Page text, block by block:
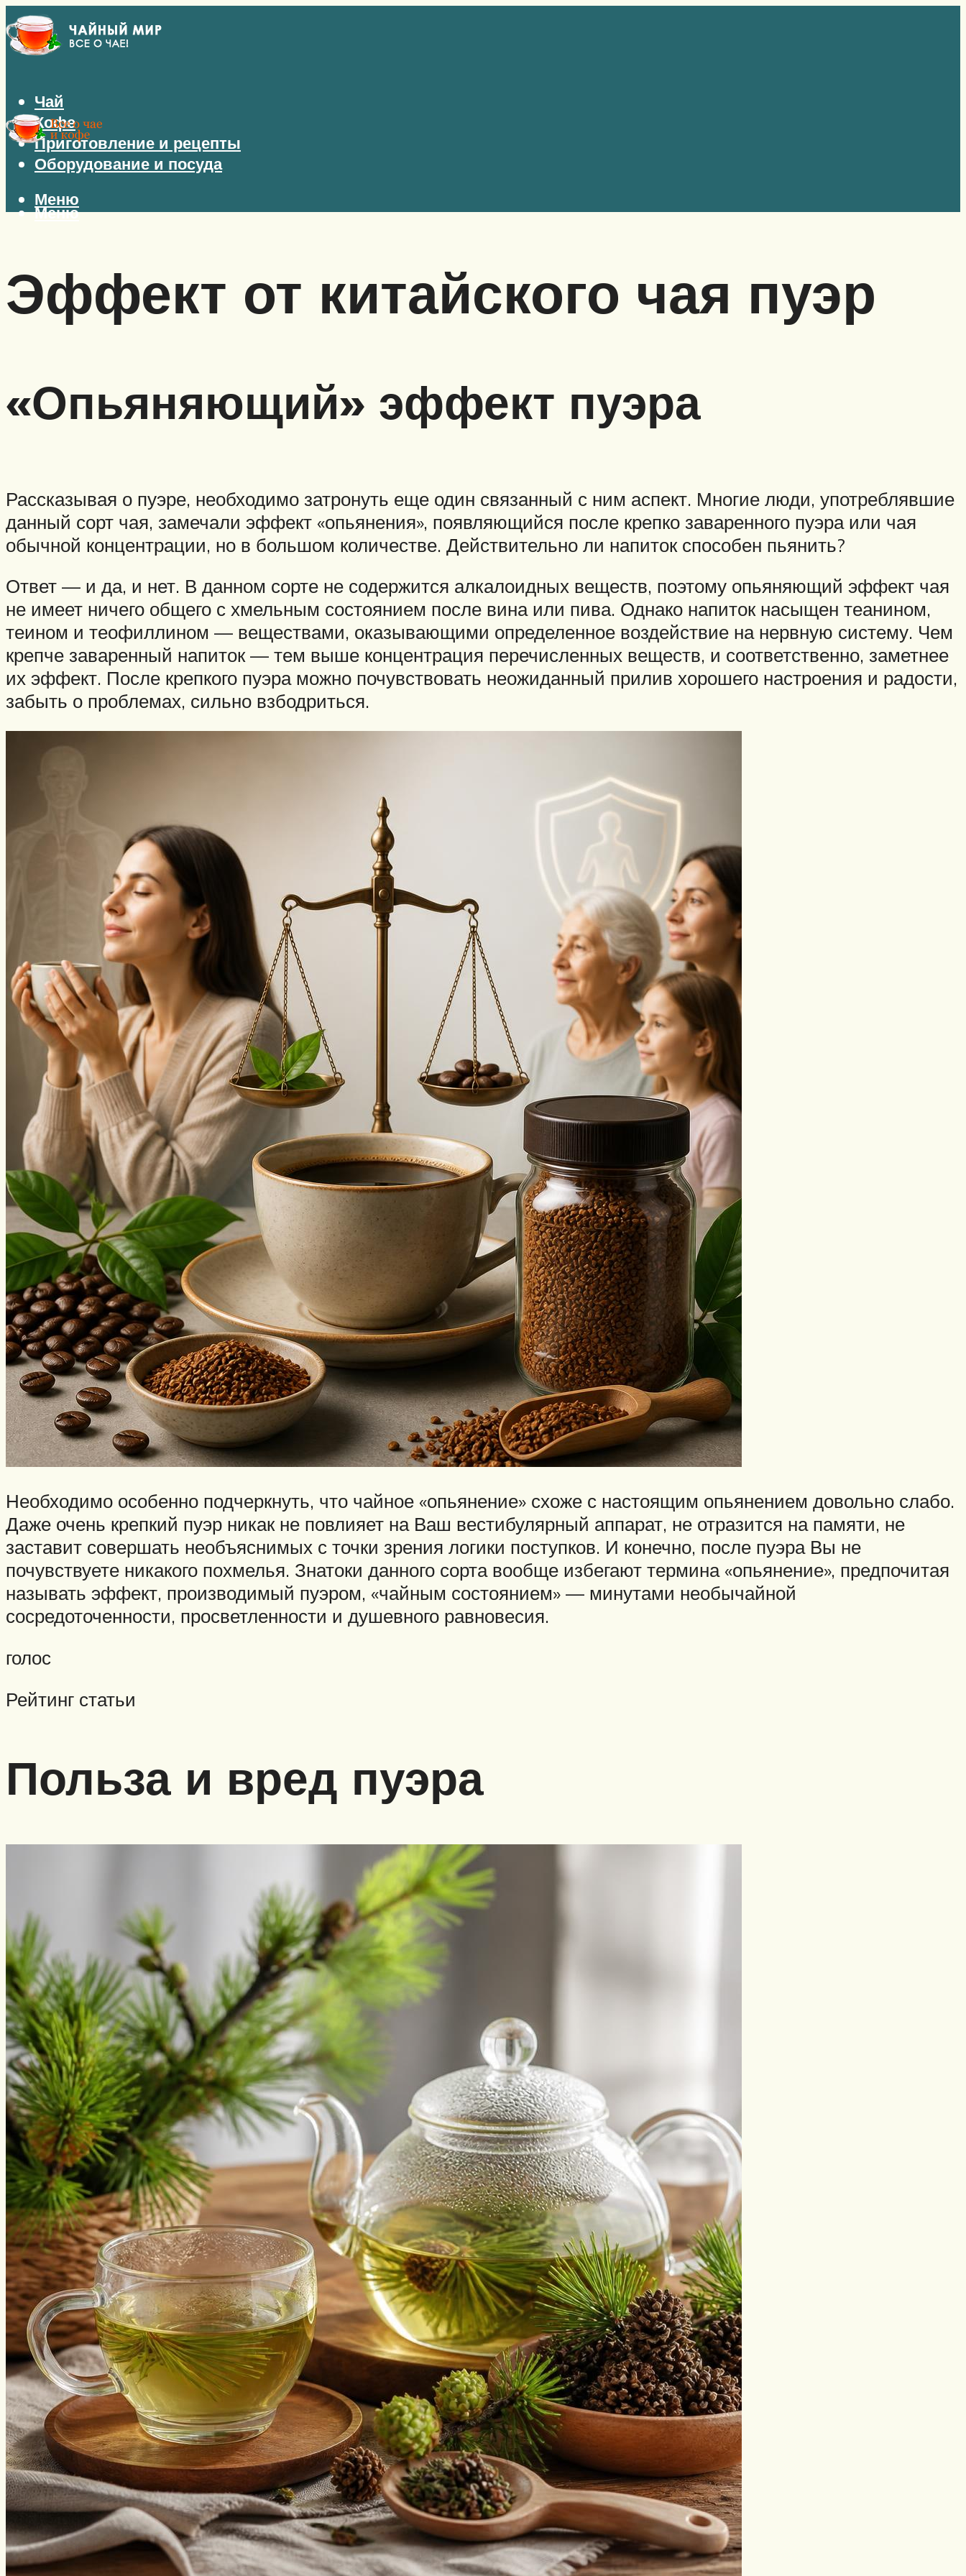
Чай
Кофе
Приготовление и рецепты
Оборудование и посуда
Меню
Меню
Эффект от китайского чая пуэр
«Опьяняющий» эффект пуэра
Рассказывая о пуэре, необходимо затронуть еще один связанный с ним аспект. Многие люди, употреблявшие
данный сорт чая, замечали эффект «опьянения», появляющийся после крепко заваренного пуэра или чая
обычной концентрации, но в большом количестве. Действительно ли напиток способен пьянить?
Ответ — и да, и нет. В данном сорте не содержится алкалоидных веществ, поэтому опьяняющий эффект чая
не имеет ничего общего с хмельным состоянием после вина или пива. Однако напиток насыщен теанином,
теином и теофиллином — веществами, оказывающими определенное воздействие на нервную систему. Чем
крепче заваренный напиток — тем выше концентрация перечисленных веществ, и соответственно, заметнее
их эффект. После крепкого пуэра можно почувствовать неожиданный прилив хорошего настроения и радости,
забыть о проблемах, сильно взбодриться.
Необходимо особенно подчеркнуть, что чайное «опьянение» схоже с настоящим опьянением довольно слабо.
Даже очень крепкий пуэр никак не повлияет на Ваш вестибулярный аппарат, не отразится на памяти, не
заставит совершать необъяснимых с точки зрения логики поступков. И конечно, после пуэра Вы не
почувствуете никакого похмелья. Знатоки данного сорта вообще избегают термина «опьянение», предпочитая
называть эффект, производимый пуэром, «чайным состоянием» — минутами необычайной
сосредоточенности, просветленности и душевного равновесия.
голос
Рейтинг статьи
Польза и вред пуэра